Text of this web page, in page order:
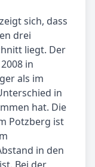
sich, dass
drei
liegt. Der
in
als im
in
hat. Die
Potzberg ist
in den